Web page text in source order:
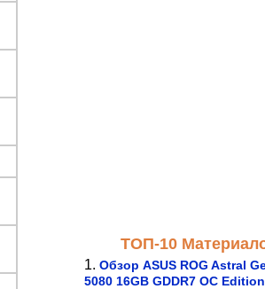
ТОП-10
Обзор ASUS ROG Astral
5080 16GB GDDR7 OC